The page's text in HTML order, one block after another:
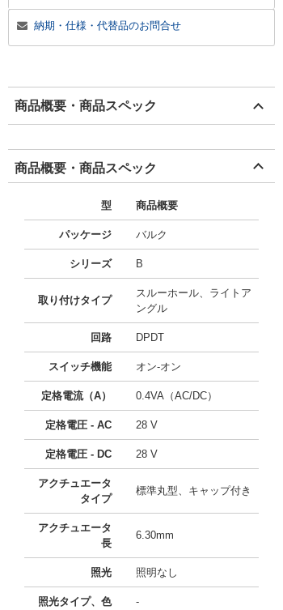
納期・仕様・代替品のお問合せ
商品概要・商品スペック
商品概要・商品スペック
型 商品概要
パッケージ バルク
シリーズ B
取り付けタイプ
スルーホール、ライトア
ングル
回路 DPDT
スイッチ機能 オン-オン
定格電流（A） 0.4VA（AC/DC）
定格電圧 - AC 28 V
定格電圧 - DC 28 V
アクチュエータ
タイプ
標準丸型、キャップ付き
アクチュエータ
長
6.30mm
照光 照明なし
照光タイプ、色 -